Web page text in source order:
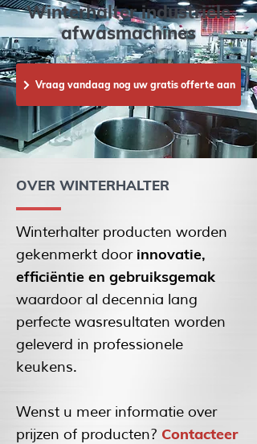
Winterhalter industriële
afwasmachines
Vraag vandaag nog uw gratis offerte aan
OVER WINTERHALTER
Winterhalter producten worden
gekenmerkt door innovatie,
efficiëntie en gebruiksgemak
waardoor al decennia lang
perfecte wasresultaten worden
geleverd in professionele
keukens.
Wenst u meer informatie over
prijzen of producten? Contacteer